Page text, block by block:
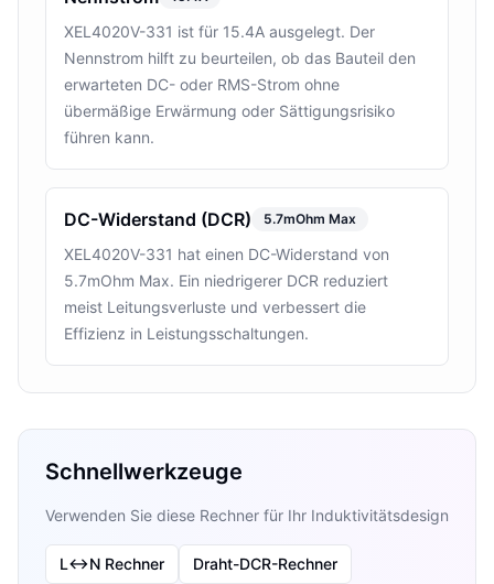
XEL4020V-331 ist für 15.4A ausgelegt. Der
Nennstrom hilft zu beurteilen, ob das Bauteil den
erwarteten DC- oder RMS-Strom ohne
übermäßige Erwärmung oder Sättigungsrisiko
führen kann.
DC-Widerstand (DCR) 5.7mOhm Max
XEL4020V-331 hat einen DC-Widerstand von
5.7mOhm Max. Ein niedrigerer DCR reduziert
meist Leitungsverluste und verbessert die
Effizienz in Leistungsschaltungen.
Schnellwerkzeuge
Verwenden Sie diese Rechner für Ihr Induktivitätsdesign
L↔N Rechner Draht-DCR-Rechner